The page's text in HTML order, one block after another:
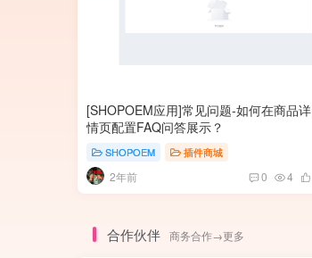
[SHOPOEM应用]常见问题-如何在商品详
情页配置FAQ问答展示？
SHOPOEM 插件商城
2年前 0 4
合作伙伴 商务合作→更多